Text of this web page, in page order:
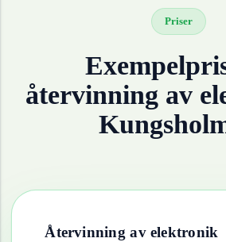
Priser
återvinning av
Återvinning av elektronik